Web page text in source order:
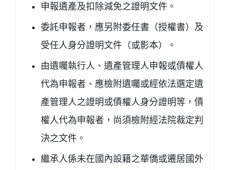
申報遺產及扣除減免之證明文件。
委託申報者，應另附委任書（授權書）及
受任人身分證明文件（或影本）。
由遺囑執行人、遺產管理人申報或債權人
代為申報者、應檢附遺囑或經依法選定遺
產管理人之證明或債權人身分證明等，債
權人代為申報者，尚須檢附經法院裁定判
決之文件。
繼承人係未在國內設籍之華僑或遷居國外